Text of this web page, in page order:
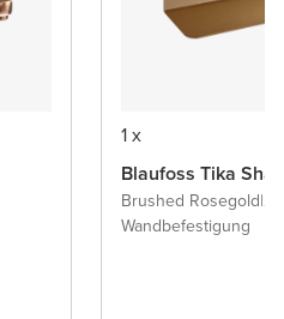
1 x
Blaufoss Tika
Brushed Rosegold|
Wandbefestigung